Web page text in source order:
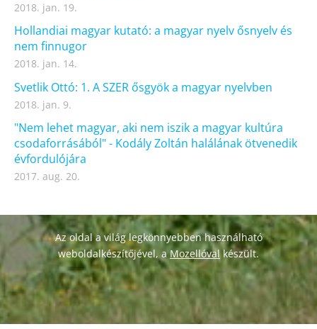
2018. jan. 19.
Hollandiai magyar kutató: a magyar nyelv ősnyelv és
nem finnugor
2018. jan. 14.
Svetlik Ottó: 1. A SZER ősgyök a magyar nyelvben
2018. jan. 9.
"Nem lehet magyar, aki nem iszik a magyar kultúra
csodaforrásából" - Kodály Zoltán halálának ötvenedik
évfordulójára
2017. aug. 20.
Az oldal a világ legkönnyebben használható
weboldalkészítőjével, aMozellóvalkészült.